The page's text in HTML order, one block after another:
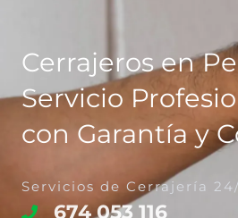
Cerrajeros en
Servicio
con Garantía y
Servicios de Cerrajería
674 053 116